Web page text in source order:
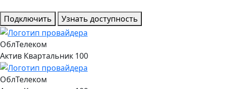
Подключить Узнать доступность
ОблТелеком
Актив Квартальник 100
ОблТелеком